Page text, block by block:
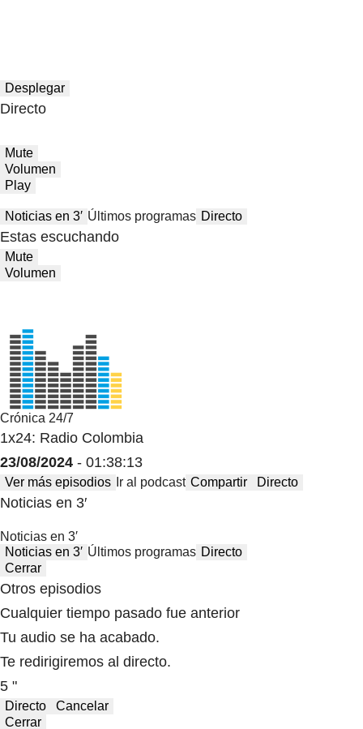
Desplegar
Directo
Mute
Volumen
Play
Noticias en 3′ Últimos programas Directo
Estas escuchando
Mute
Volumen
Crónica 24/7
1x24: Radio Colombia
23/08/2024 - 01:38:13
Ver más episodios Ir al podcast Compartir Directo
Noticias en 3′
Noticias en 3′
Noticias en 3′ Últimos programas Directo
Cerrar
Otros episodios
Cualquier tiempo pasado fue anterior
Tu audio se ha acabado.
Te redirigiremos al directo.
5 "
Directo
Cancelar
Cerrar